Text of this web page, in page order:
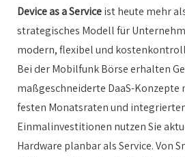
Device as a Serviceist heute mehr
strategisches Modell für
modern, flexibel und
Bei der Mobilfunk Börse erhalten
maßgeschneiderte DaaS-
festen Monatsraten und
Einmalinvestitionen nutzen Sie
Hardware planbar als Service. Von